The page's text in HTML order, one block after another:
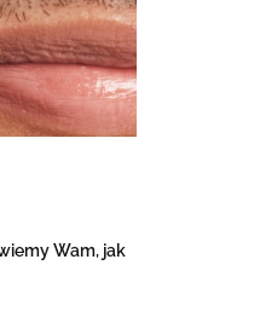
Wam, jak